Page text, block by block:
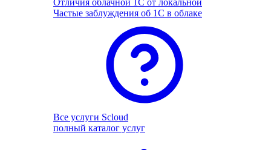
Отличия облачной 1С от локальной
Частые заблуждения об 1С в облаке
Все услуги Scloud
полный каталог услуг